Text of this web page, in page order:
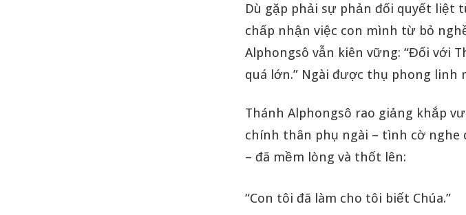
Dù gặp phải sự phản đối quyết liệt
chấp nhận việc con mình từ bỏ
Alphongsô vẫn kiên vững: “Đối với
quá lớn.” Ngài được thụ phong linh
Thánh Alphongsô rao giảng khắp
chính thân phụ ngài – tình cờ
– đã mềm lòng và thốt lên:
“Con tôi đã làm cho tôi biết Chúa.”